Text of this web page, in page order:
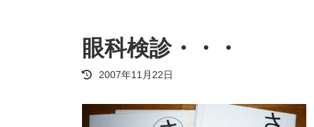
眼科検診・・・
最
新
2007年11月22日